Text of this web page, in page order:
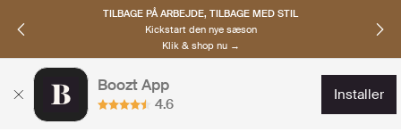
TILBAGE PÅ ARBEJDE, TILBAGE MED STIL
Kickstart den nye sæson
Klik & shop nu →
Boozt App
4.6
installer